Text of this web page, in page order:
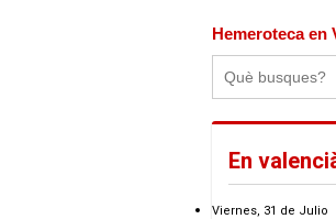
Hemeroteca en
En
Viernes, 31 de Julio